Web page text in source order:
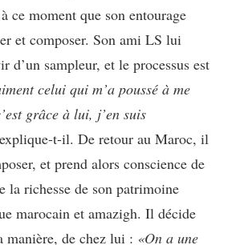
ce moment que son entourage
et composer. Son ami LS lui
d’un sampleur, et le processus est
celui qui m’a poussé à me
grâce à lui, j’en suis
t-il. De retour au Maroc, il
et prend alors conscience de
la richesse de son patrimoine
marocain et amazigh. Il décide
manière, de chez lui : «On a une